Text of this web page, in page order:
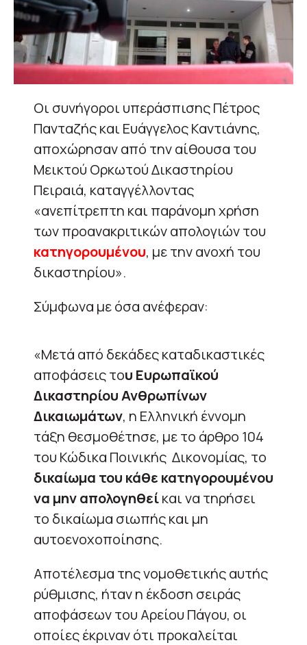
Οι συνήγοροι υπεράσπισης Πέτρος
Πανταζής και Ευάγγελος Καντιάνης,
αποχώρησαν από την αίθουσα του
Μεικτού Ορκωτού Δικαστηρίου
Πειραιά, καταγγέλλοντας
«ανεπίτρεπτη και παράνομη χρήση
των προανακριτικών απολογιών του
κατηγορουμένου, με την ανοχή του
δικαστηρίου».
Σύμφωνα με όσα ανέφεραν:
«Μετά από δεκάδες καταδικαστικές
αποφάσεις του Ευρωπαϊκού
Δικαστηρίου Ανθρωπίνων
Δικαιωμάτων, η Ελληνική έννομη
τάξη θεσμοθέτησε, με το άρθρο 104
του Κώδικα Ποινικής Δικονομίας, το
δικαίωμα του κάθε κατηγορουμένου
να μην απολογηθείκαι να τηρήσει
το δικαίωμα σιωπής και μη
αυτοενοχοποίησης.
Αποτέλεσμα της νομοθετικής αυτής
ρύθμισης, ήταν η έκδοση σειράς
αποφάσεων του Αρείου Πάγου, οι
οποίες έκριναν ότι προκαλείται